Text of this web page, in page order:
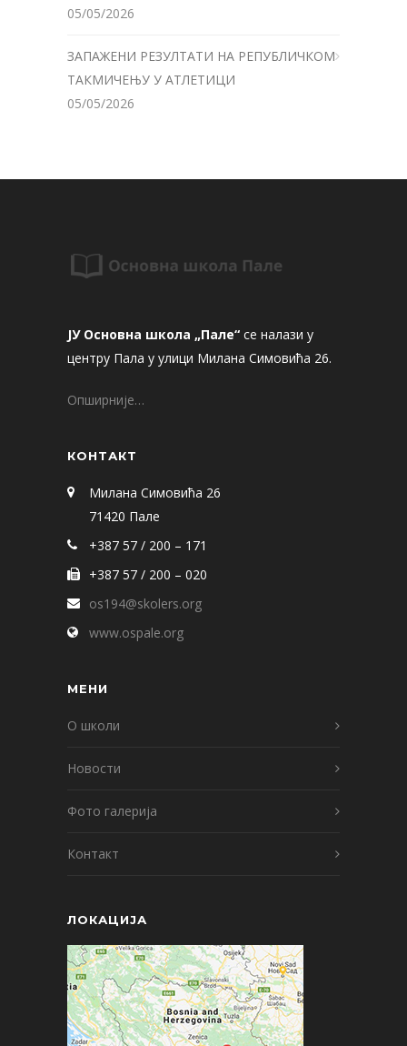
05/05/2026
ЗАПАЖЕНИ РЕЗУЛТАТИ НА РЕПУБЛИЧКОМ
ТАКМИЧЕЊУ У АТЛЕТИЦИ
05/05/2026
ЈУ Основна школа „Пале“ се налази у
центру Пала у улици Милана Симовића 26.
Опширније…
КОНТАКТ
Милана Симовића 26
71420 Пале
+387 57 / 200 – 171
+387 57 / 200 – 020
os194@skolers.org
www.ospale.org
МЕНИ
О школи
Новости
Фото галерија
Контакт
ЛОКАЦИЈА